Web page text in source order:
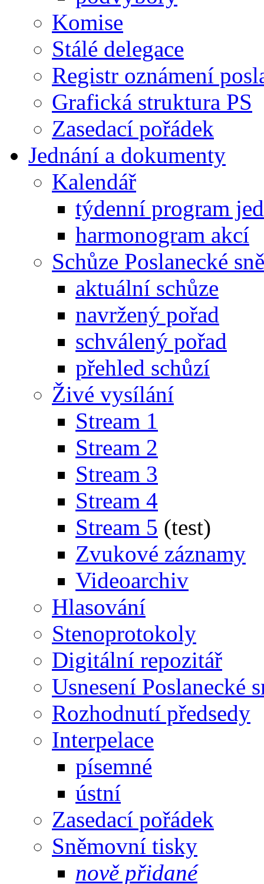
Komise
Stálé delegace
Registr oznámení
Grafická struktura PS
Zasedací pořádek
Jednání a dokumenty
Kalendář
týdenní program
harmonogram akcí
Schůze Poslanecké
aktuální schůze
navržený pořad
schválený pořad
přehled schůzí
Živé vysílání
Stream 1
Stream 2
Stream 3
Stream 4
Stream 5 (test)
Zvukové záznamy
Videoarchiv
Hlasování
Stenoprotokoly
Digitální repozitář
Usnesení Poslanecké
Rozhodnutí předsedy
Interpelace
písemné
ústní
Zasedací pořádek
Sněmovní tisky
nově přidané